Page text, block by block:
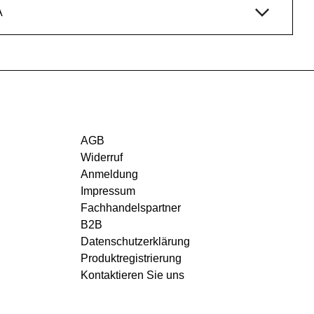
AGB
Widerruf
Anmeldung
Impressum
Fachhandelspartner
B2B
Datenschutzerklärung
Produktregistrierung
Kontaktieren Sie uns